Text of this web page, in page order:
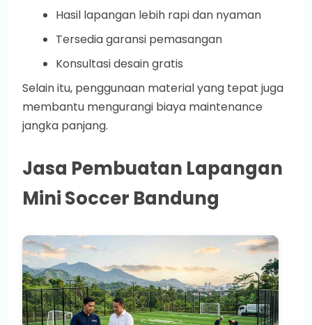
Hasil lapangan lebih rapi dan nyaman
Tersedia garansi pemasangan
Konsultasi desain gratis
Selain itu, penggunaan material yang tepat juga
membantu mengurangi biaya maintenance
jangka panjang.
Jasa Pembuatan Lapangan
Mini Soccer Bandung